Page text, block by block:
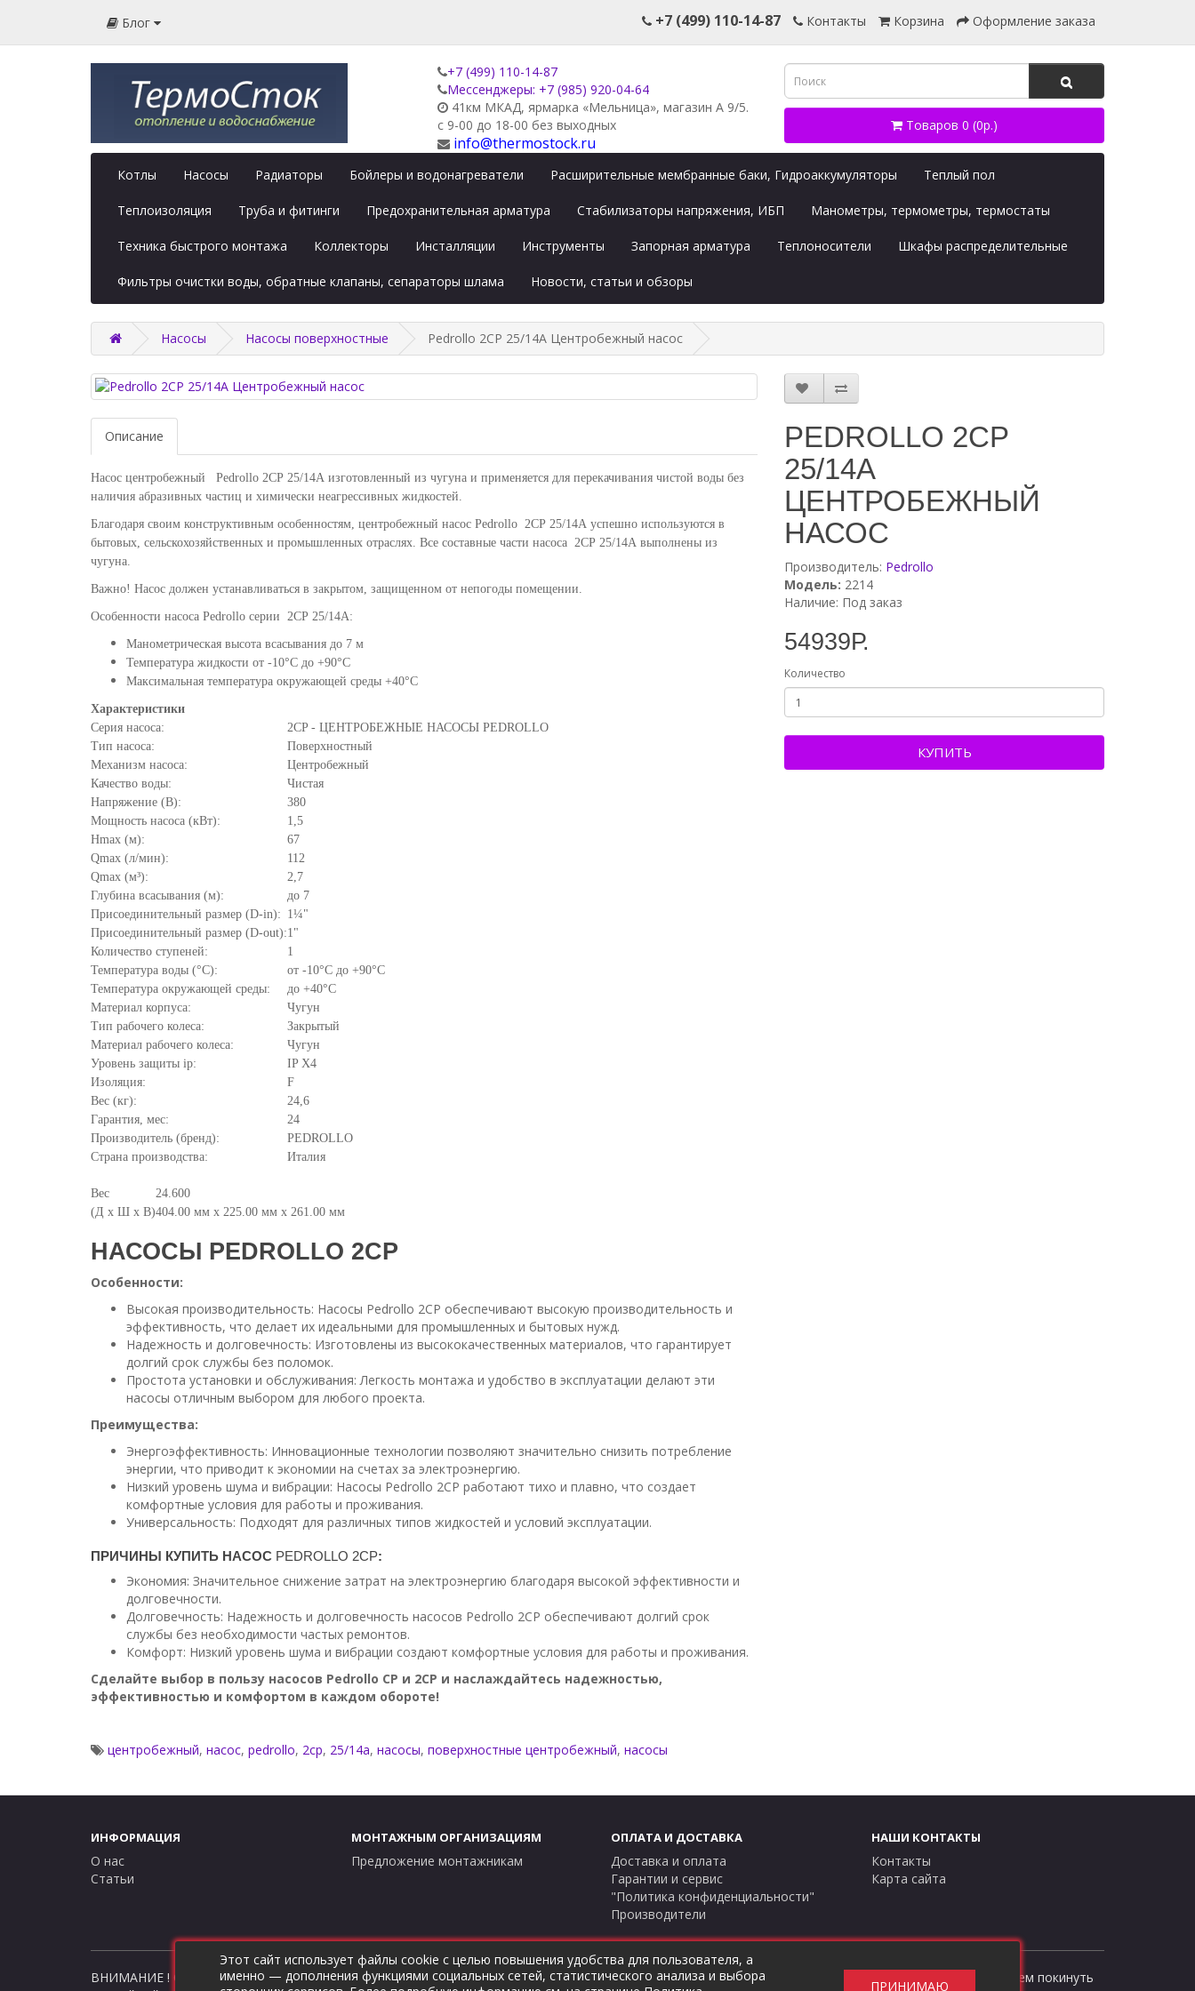
Блог +7 (499) 110-14-87 Контакты Корзина Оформление заказа
+7 (499) 110-14-87
Мессенджеры: +7 (985) 920-04-64
41км МКАД, ярмарка «Мельница», магазин А 9/5.
с 9-00 до 18-00 без выходных
info@thermostock.ru
Товаров 0 (0р.)
Котлы Насосы Радиаторы Бойлеры и водонагреватели Расширительные мембранные баки, Гидроаккумуляторы Теплый пол
Теплоизоляция Труба и фитинги Предохранительная арматура Стабилизаторы напряжения, ИБП Манометры, термометры, термостаты
Техника быстрого монтажа Коллекторы Инсталляции Инструменты Запорная арматура Теплоносители Шкафы распределительные
Фильтры очистки воды, обратные клапаны, сепараторы шлама Новости, статьи и обзоры
Насосы Насосы поверхностные Pedrollo 2CP 25/14A Центробежный насос
Описание
Насос центробежный Pedrollo 2CP 25/14A изготовленный из чугуна и применяется для перекачивания чистой воды без
наличия абразивных частиц и химически неагрессивных жидкостей.
Благодаря своим конструктивным особенностям, центробежный насос Pedrollo 2CP 25/14A успешно используются в
бытовых, сельскохозяйственных и промышленных отраслях. Все составные части насоса 2CP 25/14A выполнены из
чугуна.
Важно! Насос должен устанавливаться в закрытом, защищенном от непогоды помещении.
Особенности насоса Pedrollo серии 2CP 25/14A:
Манометрическая высота всасывания до 7 м
Температура жидкости от -10°C до +90°C
Максимальная температура окружающей среды +40°C
Характеристики
Серия насоса:
2CP - ЦЕНТРОБЕЖНЫЕ НАСОСЫ PEDROLLO
Тип насоса:
Поверхностный
Механизм насоса:
Центробежный
Качество воды:
Чистая
Напряжение (В):
380
Мощность насоса (кВт):
1,5
Hmax (м):
67
Qmax (л/мин):
112
Qmax (м³):
2,7
Глубина всасывания (м):
до 7
Присоединительный размер (D-in): 1¼"
Присоединительный размер (D-out):1"
Количество ступеней:
1
Температура воды (°C):
от -10°C до +90°С
Температура окружающей среды:
до +40°C
Материал корпуса:
Чугун
Тип рабочего колеса:
Закрытый
Материал рабочего колеса:
Чугун
Уровень защиты ip:
IP X4
Изоляция:
F
Вес (кг):
24,6
Гарантия, мес:
24
Производитель (бренд):
PEDROLLO
Страна производства:
Италия
Вес
24.600
(Д х Ш х В)404.00 мм x 225.00 мм x 261.00 мм
НАСОСЫ PEDROLLO 2CP
Особенности:
Высокая производительность: Насосы Pedrollo 2CP обеспечивают высокую производительность и
эффективность, что делает их идеальными для промышленных и бытовых нужд.
Надежность и долговечность: Изготовлены из высококачественных материалов, что гарантирует
долгий срок службы без поломок.
Простота установки и обслуживания: Легкость монтажа и удобство в эксплуатации делают эти
насосы отличным выбором для любого проекта.
Преимущества:
Энергоэффективность: Инновационные технологии позволяют значительно снизить потребление
энергии, что приводит к экономии на счетах за электроэнергию.
Низкий уровень шума и вибрации: Насосы Pedrollo 2CP работают тихо и плавно, что создает
комфортные условия для работы и проживания.
Универсальность: Подходят для различных типов жидкостей и условий эксплуатации.
ПРИЧИНЫ КУПИТЬ НАСОС PEDROLLO 2CP:
Экономия: Значительное снижение затрат на электроэнергию благодаря высокой эффективности и
долговечности.
Долговечность: Надежность и долговечность насосов Pedrollo 2CP обеспечивают долгий срок
службы без необходимости частых ремонтов.
Комфорт: Низкий уровень шума и вибрации создают комфортные условия для работы и проживания.
Сделайте выбор в пользу насосов Pedrollo CP и 2CP и наслаждайтесь надежностью,
эффективностью и комфортом в каждом обороте!
PEDROLLO 2CP
25/14A
ЦЕНТРОБЕЖНЫЙ
НАСОС
Производитель: Pedrollo
Модель: 2214
Наличие: Под заказ
54939Р.
Количество
КУПИТЬ
центробежный, насос, pedrollo, 2cp, 25/14a, насосы, поверхностные центробежный, насосы
ИНФОРМАЦИЯ
О нас
Статьи
МОНТАЖНЫМ ОРГАНИЗАЦИЯМ
Предложение монтажникам
ОПЛАТА И ДОСТАВКА
Доставка и оплата
Гарантии и сервис
"Политика конфиденциальности"
Производители
НАШИ КОНТАКТЫ
Контакты
Карта сайта
ВНИМАНИЕ ! Совершая любые действия на сайте thermostock.ru вы соглашаетесь с"Политикой конфиденциальности"
, в противном случае рекомендуем покинуть
Этот сайт использует файлы cookie с целью повышения удобства для пользователя, а
именно — дополнения функциями социальных сетей, статистического анализа и выбора
ПРИНИМАЮ